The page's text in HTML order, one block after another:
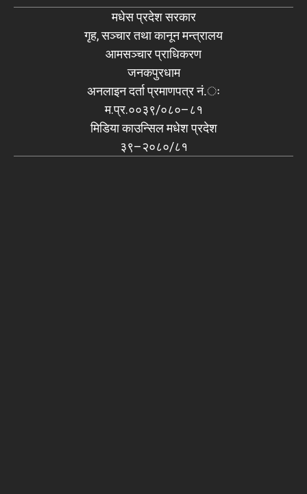
मधेस प्रदेश सरकार
गृह, सञ्चार तथा कानून मन्त्रालय
आमसञ्चार प्राधिकरण
जनकपुरधाम
अनलाइन दर्ता प्रमाणपत्र नं.ः
म.प्र.००३९/०८०–८१
मिडिया काउन्सिल मधेश प्रदेश
३९–२०८०/८१